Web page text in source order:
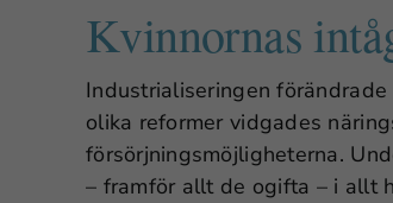
Kvinnornas
Industrialiseringen
olika reformer vidgades
försörjningsmöjligheterna.
– framför allt de ogifta – i allt